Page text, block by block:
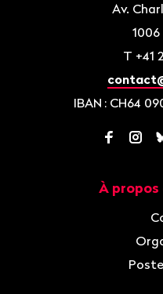
Av.
1006
T +41
IBAN : CH64
À propos